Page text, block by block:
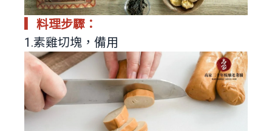
▎料理步驟：
1.素雞切塊，備用